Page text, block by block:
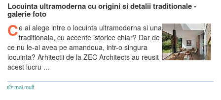
Locuinta ultramoderna cu origini si detalii traditionale -
galerie foto
Ce ai alege intre o locuinta ultramoderna si una
traditionala, cu accente istorice chiar? Dar de
ce nu le-ai avea pe amandoua, intr-o singura
locuinta? Arhitectii de la ZEC Architects au reusit
acest lucru ...
mai mult